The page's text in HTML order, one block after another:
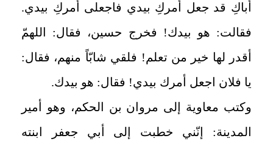
أباكِ قد جعل أمركِ بيدي فاجعلى أمركِ بيدي.
فقالت: هو بيدك! فخرج حسين، فقال: اللهمّ
أقدر لها خير من تعلم! فلقي شابّاً منهم، فقال:
يا فلان اجعل أمرك بيدي! فقال: هو بيدك.
وكتب معاوية إلى مروان بن الحكم، وهو أمير
المدينة: إنّني خطبت إلى أبي جعفر ابنته